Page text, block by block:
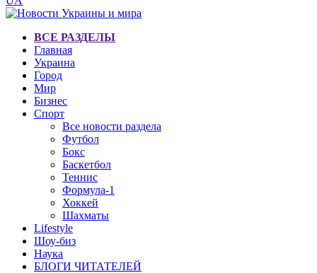
ВСЕ РАЗДЕЛЫ
Главная
Украина
Город
Мир
Бизнес
Спорт
Все новости раздела
Футбол
Бокс
Баскетбол
Теннис
Формула-1
Хоккей
Шахматы
Lifestyle
Шоу-биз
Наука
БЛОГИ ЧИТАТЕЛЕЙ